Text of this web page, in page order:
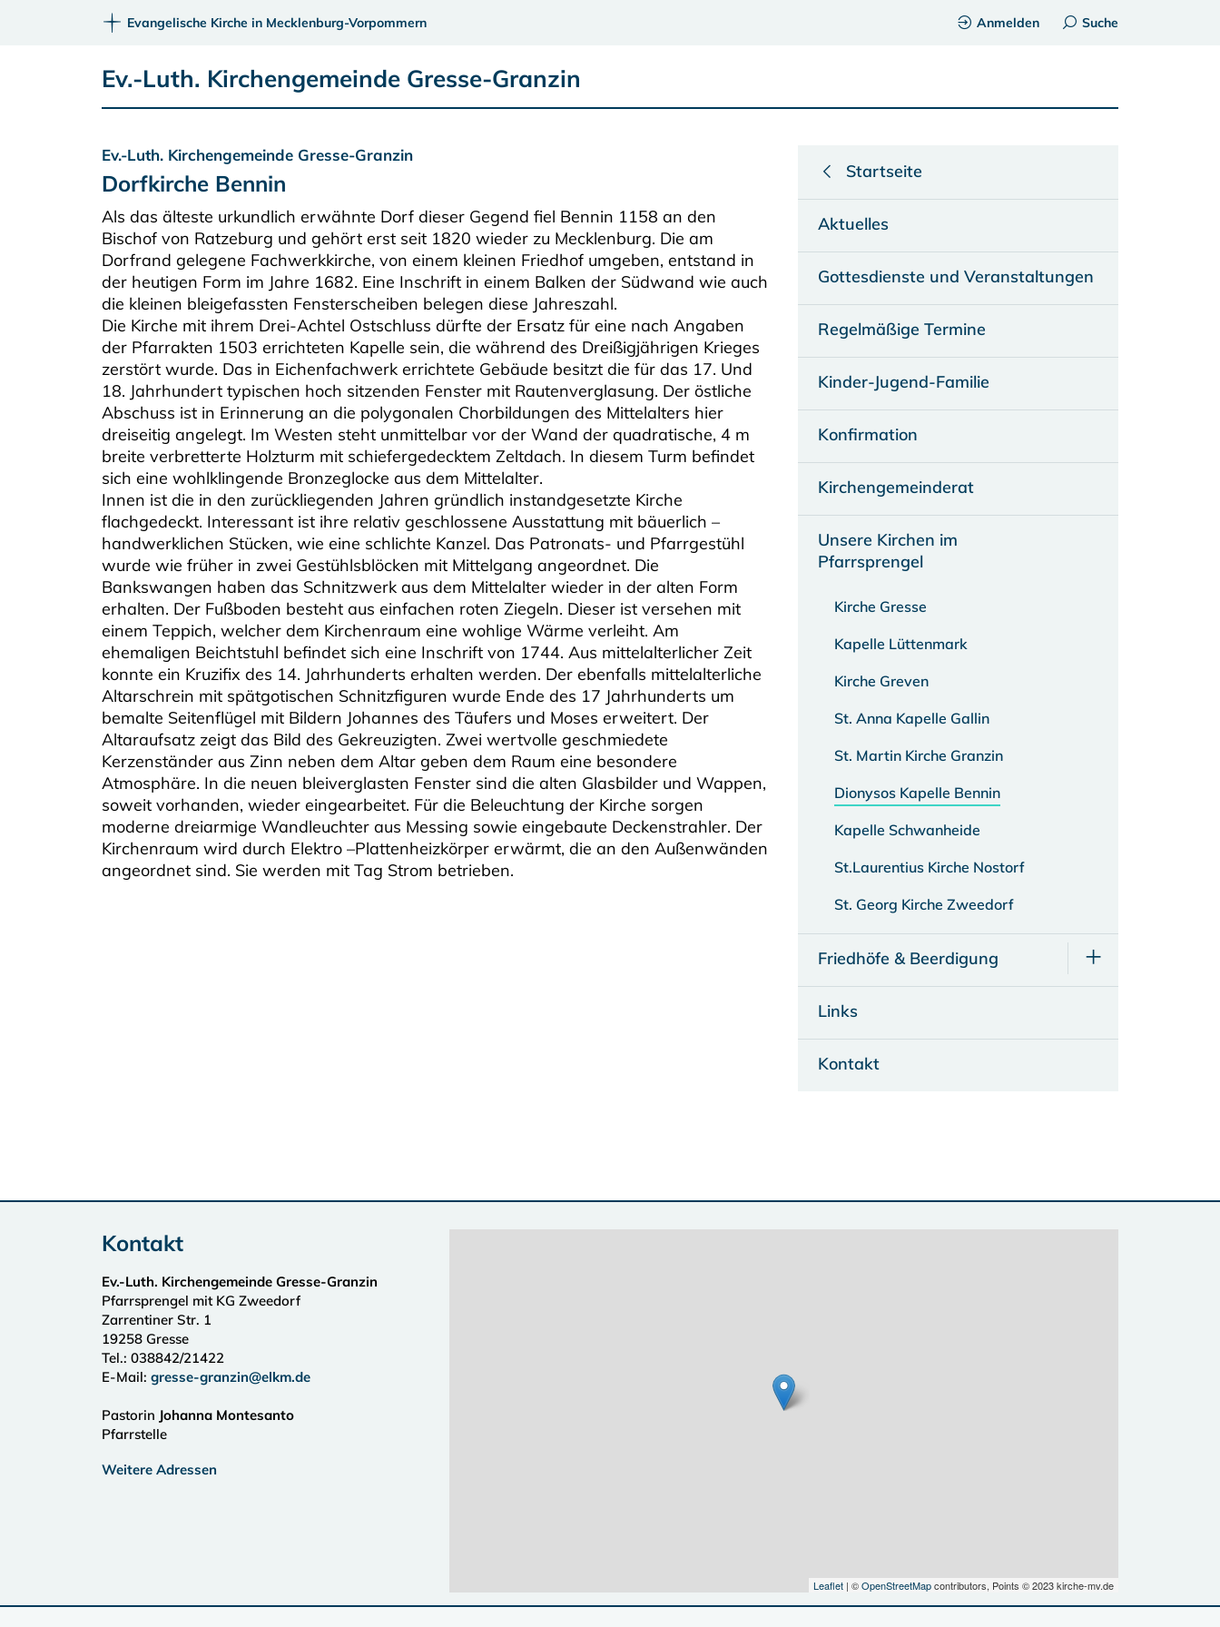
Evangelische Kirche in Mecklenburg-Vorpommern Anmelden Suche
Ev.-Luth. Kirchengemeinde Gresse-Granzin
Ev.-Luth. Kirchengemeinde Gresse-Granzin
Dorfkirche Bennin
Als das älteste urkundlich erwähnte Dorf dieser Gegend fiel Bennin 1158 an den
Bischof von Ratzeburg und gehört erst seit 1820 wieder zu Mecklenburg. Die am
Dorfrand gelegene Fachwerkkirche, von einem kleinen Friedhof umgeben, entstand in
der heutigen Form im Jahre 1682. Eine Inschrift in einem Balken der Südwand wie auch
die kleinen bleigefassten Fensterscheiben belegen diese Jahreszahl.
Die Kirche mit ihrem Drei-Achtel Ostschluss dürfte der Ersatz für eine nach Angaben
der Pfarrakten 1503 errichteten Kapelle sein, die während des Dreißigjährigen Krieges
zerstört wurde. Das in Eichenfachwerk errichtete Gebäude besitzt die für das 17. Und
18. Jahrhundert typischen hoch sitzenden Fenster mit Rautenverglasung. Der östliche
Abschuss ist in Erinnerung an die polygonalen Chorbildungen des Mittelalters hier
dreiseitig angelegt. Im Westen steht unmittelbar vor der Wand der quadratische, 4 m
breite verbretterte Holzturm mit schiefergedecktem Zeltdach. In diesem Turm befindet
sich eine wohlklingende Bronzeglocke aus dem Mittelalter.
Innen ist die in den zurückliegenden Jahren gründlich instandgesetzte Kirche
flachgedeckt. Interessant ist ihre relativ geschlossene Ausstattung mit bäuerlich –
handwerklichen Stücken, wie eine schlichte Kanzel. Das Patronats- und Pfarrgestühl
wurde wie früher in zwei Gestühlsblöcken mit Mittelgang angeordnet. Die
Bankswangen haben das Schnitzwerk aus dem Mittelalter wieder in der alten Form
erhalten. Der Fußboden besteht aus einfachen roten Ziegeln. Dieser ist versehen mit
einem Teppich, welcher dem Kirchenraum eine wohlige Wärme verleiht. Am
ehemaligen Beichtstuhl befindet sich eine Inschrift von 1744. Aus mittelalterlicher Zeit
konnte ein Kruzifix des 14. Jahrhunderts erhalten werden. Der ebenfalls mittelalterliche
Altarschrein mit spätgotischen Schnitzfiguren wurde Ende des 17 Jahrhunderts um
bemalte Seitenflügel mit Bildern Johannes des Täufers und Moses erweitert. Der
Altaraufsatz zeigt das Bild des Gekreuzigten. Zwei wertvolle geschmiedete
Kerzenständer aus Zinn neben dem Altar geben dem Raum eine besondere
Atmosphäre. In die neuen bleiverglasten Fenster sind die alten Glasbilder und Wappen,
soweit vorhanden, wieder eingearbeitet. Für die Beleuchtung der Kirche sorgen
moderne dreiarmige Wandleuchter aus Messing sowie eingebaute Deckenstrahler. Der
Kirchenraum wird durch Elektro –Plattenheizkörper erwärmt, die an den Außenwänden
angeordnet sind. Sie werden mit Tag Strom betrieben.
Startseite
Aktuelles
Gottesdienste und Veranstaltungen
Regelmäßige Termine
Kinder-Jugend-Familie
Konfirmation
Kirchengemeinderat
Unsere Kirchen im
Pfarrsprengel
Kirche Gresse
Kapelle Lüttenmark
Kirche Greven
St. Anna Kapelle Gallin
St. Martin Kirche Granzin
Dionysos Kapelle Bennin
Kapelle Schwanheide
St.Laurentius Kirche Nostorf
St. Georg Kirche Zweedorf
Friedhöfe & Beerdigung
Links
Kontakt
Kontakt
Ev.-Luth. Kirchengemeinde Gresse-Granzin
Pfarrsprengel mit KG Zweedorf
Zarrentiner Str. 1
19258 Gresse
Tel.: 038842/21422
E-Mail: gresse-granzin@elkm.de
Pastorin Johanna Montesanto
Pfarrstelle
Weitere Adressen
Leaflet| ©OpenStreetMapcontributors, Points © 2023 kirche-mv.de